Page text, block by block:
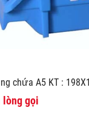
chứa A5 KT :
lòng gọi